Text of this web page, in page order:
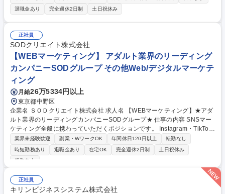
成長を担うブランド担当者を募集します。 【DtoCサイトを中心としたブ
ランド運営】■SOUZO by maruman の世界観を反映したサイト構成、商
品の見せ方の企画 ■新商品・企画に連動したDtoC施策の立案・実行 【Dto
C販売・販促施策の企画】■キャンペーン、特集、限定企画の設計・リピ
ート購入・ファン化を目的とした施策検討 【改善・成長推進】■売上、購
買データ、アクセス数値の確認・分析 募集職種 【EC運営・企画・渉外担
当】深緑＆黄色の有名スケッチブック展開/会社安定性◎
退職金あり
完全週休2日制 土日祝休み
正社員
SODクリエイト株式会社
【WEBマーケティング】 アダルト業界のリーディング
カンパニーSODグループ その他Web/デジタルマーケテ
ィング
月給26万5334円以上
東京都中野区
企業名 ＳＯＤクリエイト株式会社 求人名 【WEBマーケティング】★アダ
ルト業界のリーディングカンパニーSODグループ★ 仕事の内容 SNSマー
ケティング全般に携わっていただくポジションです。 Instagram・TikTo
k・YouTubeといった主要プラットフォームを対象に、企画立案から動画
制作、投稿、効果検証まで一連の流れを幅広く担当していただきます。 ■
SNSマーケティングの企画・実行 ■トレンドを反映した施策立案とアカウ
Bマーケティング】★アダルト業界のリーディングカンパニーSODグルー
プ★
業界未経験歓迎 副業・WワークOK 年間休日120日以上
転勤なし
時短勤務あり
退職金あり 在宅OK 完全週休2日制
土日祝休み
服装自由
正社員
キリンビジネスシステム株式会社